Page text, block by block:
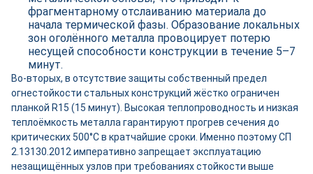
фрагментарному отслаиванию материала до
начала термической фазы. Образование локальных
зон оголённого металла провоцирует потерю
несущей способности конструкции в течение 5–7
минут.
Во-вторых, в отсутствие защиты собственный предел
огнестойкости стальных конструкций жёстко ограничен
планкой R15 (15 минут). Высокая теплопроводность и низкая
теплоёмкость металла гарантируют прогрев сечения до
критических 500°C в кратчайшие сроки. Именно поэтому СП
2.13130.2012 императивно запрещает эксплуатацию
незащищённых узлов при требованиях стойкости выше